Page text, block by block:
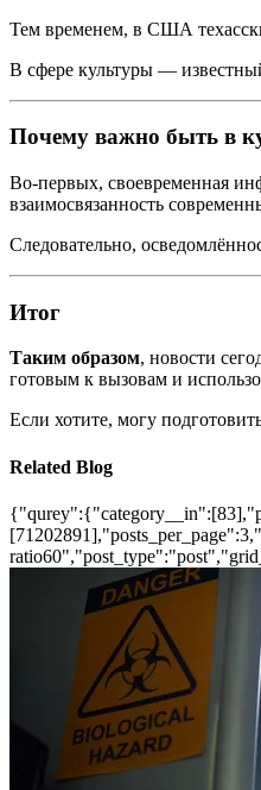
Тем временем, в США
В сфере культуры —
Почему важно быть в
Во-первых, своевременная
взаимосвязанность
Следовательно,
Итог
Таким образом, новости
готовым к вызовам и
Если хотите, могу
Related Blog